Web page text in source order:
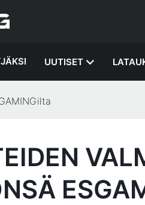
UUTISET